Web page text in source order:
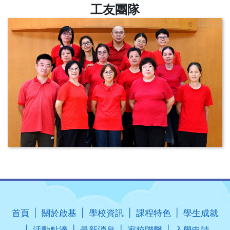
工友團隊
首頁 關於啟基 學校資訊 課程特色
學生成就